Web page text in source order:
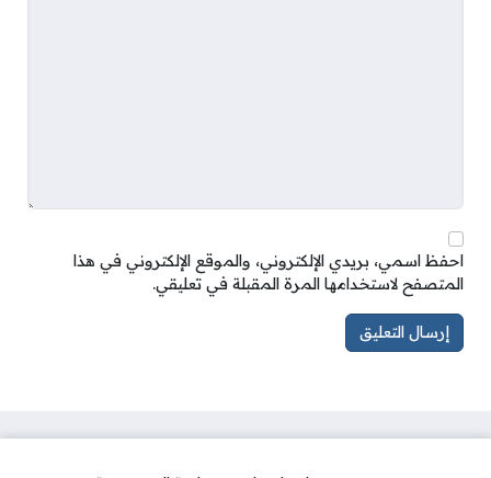
احفظ اسمي، بريدي الإلكتروني، والموقع الإلكتروني في هذا
المتصفح لاستخدامها المرة المقبلة في تعليقي.